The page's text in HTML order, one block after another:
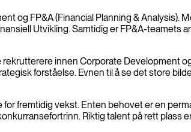
og FP&A (Financial Planning & Analysis).
Utvikling. Samtidig er FP&A-teamets
innen Corporate Development
forståelse. Evnen til å se det store
fremtidig vekst. Enten behovet er en
Riktig talent på rett plass